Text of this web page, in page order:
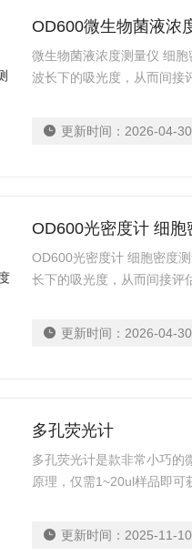
OD600微生物菌液浓
微生物菌液浓度测量仪 细
波长下的吸光度，从而间接
更新时间： 2026-04-30
OD600光密度计 细胞
OD600光密度计 细胞密度
长下的吸光度，从而间接评
更新时间： 2026-04-30
多孔荧光计
多孔荧光计是款非常小巧的
原理，仅需1~20ul样品即可
更新时间： 2025-11-10